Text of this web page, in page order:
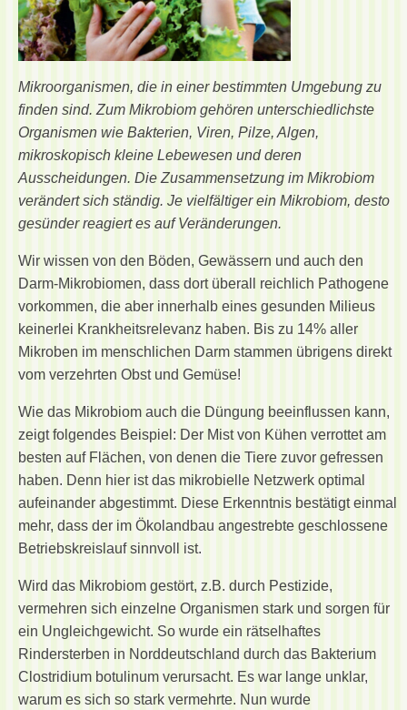
Mikroorganismen, die in einer bestimmten Umgebung zu
finden sind. Zum Mikrobiom gehören unterschiedlichste
Organismen wie Bakterien, Viren, Pilze, Algen,
mikroskopisch kleine Lebewesen und deren
Ausscheidungen. Die Zusammensetzung im Mikrobiom
verändert sich ständig. Je vielfältiger ein Mikrobiom, desto
gesünder reagiert es auf Veränderungen.
Wir wissen von den Böden, Gewässern und auch den
Darm-Mikrobiomen, dass dort überall reichlich Pathogene
vorkommen, die aber innerhalb eines gesunden Milieus
keinerlei Krankheitsrelevanz haben. Bis zu 14% aller
Mikroben im menschlichen Darm stammen übrigens direkt
vom verzehrten Obst und Gemüse!
Wie das Mikrobiom auch die Düngung beeinflussen kann,
zeigt folgendes Beispiel: Der Mist von Kühen verrottet am
besten auf Flächen, von denen die Tiere zuvor gefressen
haben. Denn hier ist das mikrobielle Netzwerk optimal
aufeinander abgestimmt. Diese Erkenntnis bestätigt einmal
mehr, dass der im Ökolandbau angestrebte geschlossene
Betriebskreislauf sinnvoll ist.
Wird das Mikrobiom gestört, z.B. durch Pestizide,
vermehren sich einzelne Organismen stark und sorgen für
ein Ungleichgewicht. So wurde ein rätselhaftes
Rindersterben in Norddeutschland durch das Bakterium
Clostridium botulinum verursacht. Es war lange unklar,
warum es sich so stark vermehrte. Nun wurde